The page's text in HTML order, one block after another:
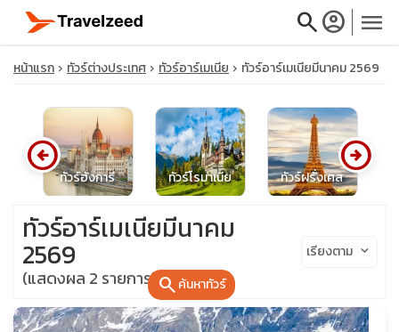
searchaccount_circle menu
close
travel_explore
calendar_month
search
หน้าแรก ทัวร์ต่างประเทศ ทัวร์อาร์เมเนีย ทัวร์อาร์เมเนียมีนาคม 2569
ทัวร์ฮังการี
ทัวร์โรมาเนีย ทัวร์ฝรั่งเศส
arrow_circle_left arrow_circle_right
searchค้นหาทัวร์
ทัวร์อาร์เมเนียมีนาคม
2569
(แสดงผล 2 รายการ)
เรียงตาม keyboard_arrow_down